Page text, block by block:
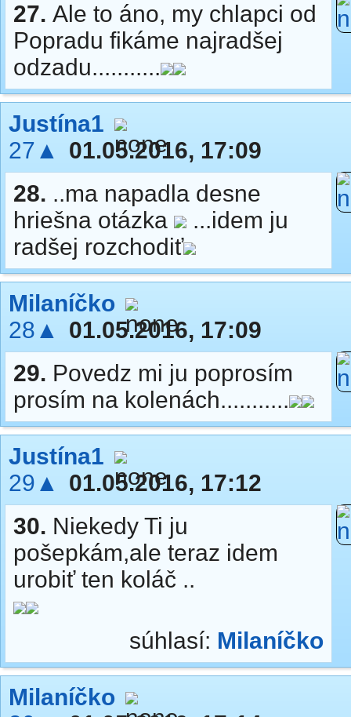
27. Ale to áno, my chlapci od
Popradu fikáme najradšej
odzadu...........
Justína1
27▲
01.05.2016, 17:09
28. ..ma napadla desne
hriešna otázka
...idem ju
radšej rozchodiť
Milaníčko
28▲
01.05.2016, 17:09
29. Povedz mi ju poprosím
prosím na kolenách...........
Justína1
29▲
01.05.2016, 17:12
30. Niekedy Ti ju
pošepkám,ale teraz idem
urobiť ten koláč ..
súhlasí: Milaníčko
Milaníčko